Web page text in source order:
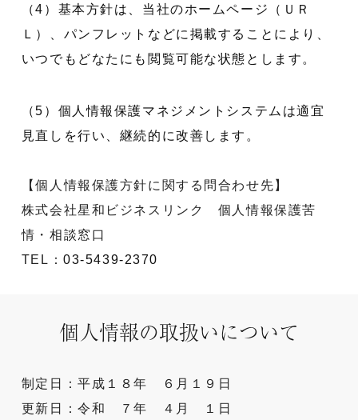
（4）基本方針は、当社のホームページ（ＵＲ
Ｌ）、パンフレットなどに掲載することにより、
いつでもどなたにも閲覧可能な状態とします。
（5）個人情報保護マネジメントシステムは適宜
見直しを行い、継続的に改善します。
【個人情報保護方針に関する問合わせ先】
株式会社星和ビジネスリンク 個人情報保護苦
情・相談窓口
TEL：03-5439-2370
個人情報の取扱いについて
制定日：平成１８年 ６月１９日
更新日：令和 ７年 ４月 １日